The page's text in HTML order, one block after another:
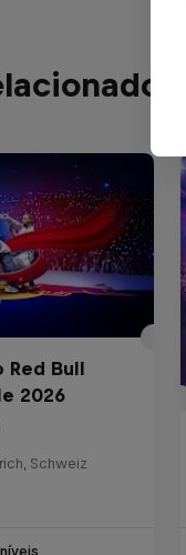
Red Bull
2026
Schweiz